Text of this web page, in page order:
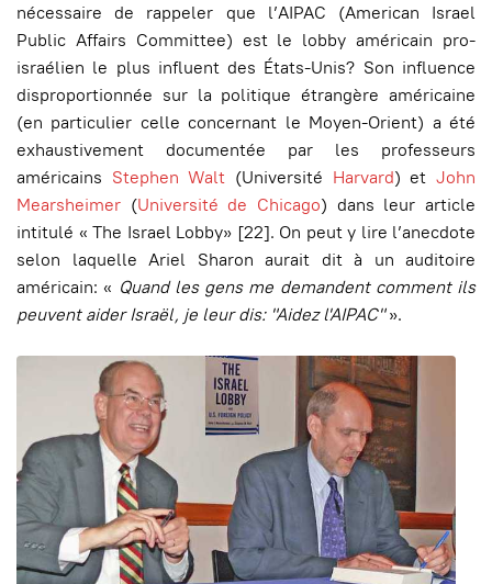
nécessaire de rappeler que l’AIPAC (American Israel
Public Affairs Committee) est le lobby américain pro-
israélien le plus influent des États-Unis? Son influence
disproportionnée sur la politique étrangère américaine
(en particulier celle concernant le Moyen-Orient) a été
exhaustivement documentée par les professeurs
américains Stephen Walt (Université Harvard) etJohn
Mearsheimer (Université de Chicago) dans leur article
intitulé « The Israel Lobby» [22]. On peut y lire l’anecdote
selon laquelle Ariel Sharon aurait dit à un auditoire
américain: « Quand les gens me demandent comment ils
peuvent aider Israël, je leur dis: "Aidez l'AIPAC"».